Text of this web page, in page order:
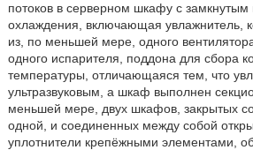
потоков в серверном шкафу с замкнутым
охлаждения, включающая увлажнитель,
из, по меньшей мере, одного
одного испарителя, поддона для сбора
температуры, отличающаяся тем, что
ультразвуковым, а шкаф выполнен
меньшей мере, двух шкафов, закрытых
одной, и соединенных между собой
уплотнители крепёжными элементами,